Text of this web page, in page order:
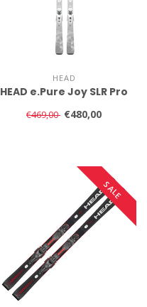
HEAD
HEAD e.Pure Joy SLR Pro
€469,00 €480,00
SALE